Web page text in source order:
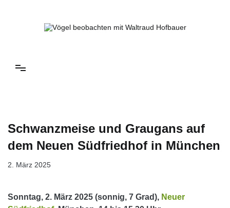
Schwanzmeise und Graugans auf
dem Neuen Südfriedhof in München
2. März 2025
Sonntag, 2. März 2025 (sonnig, 7 Grad), Neuer